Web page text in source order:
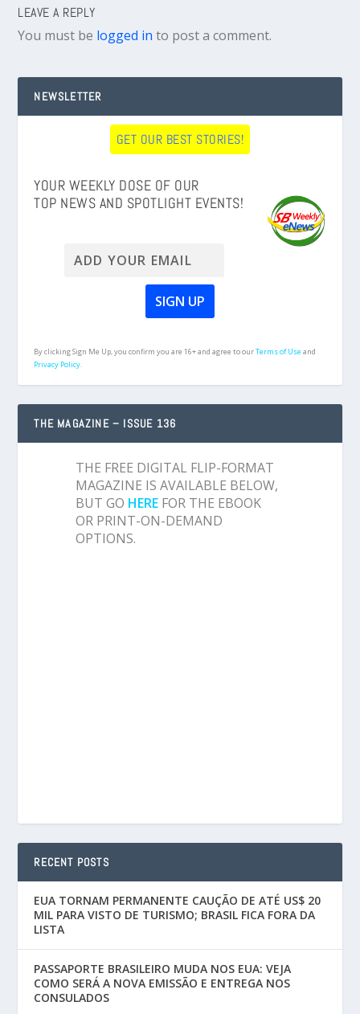
LEAVE A REPLY
You must be logged in to post a comment.
NEWSLETTER
GET OUR BEST STORIES!
YOUR WEEKLY DOSE OF OUR
TOP NEWS AND SPOTLIGHT EVENTS!
By clicking Sign Me Up, you confirm you are 16+ and agree to ourTerms of Useand
Privacy Policy.
THE MAGAZINE – ISSUE 136
THE FREE DIGITAL FLIP-FORMAT
MAGAZINE IS AVAILABLE BELOW,
BUT GO HERE FOR THE EBOOK
OR PRINT-ON-DEMAND
OPTIONS.
RECENT POSTS
EUA TORNAM PERMANENTE CAUÇÃO DE ATÉ US$ 20
MIL PARA VISTO DE TURISMO; BRASIL FICA FORA DA
LISTA
PASSAPORTE BRASILEIRO MUDA NOS EUA: VEJA
COMO SERÁ A NOVA EMISSÃO E ENTREGA NOS
CONSULADOS